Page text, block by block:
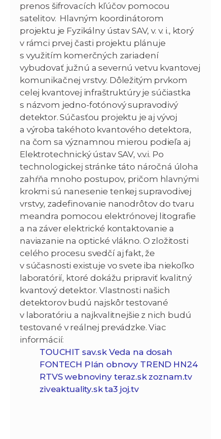
prenos šifrovacích kľúčov pomocou
satelitov. Hlavným koordinátorom
projektu je Fyzikálny ústav SAV, v. v. i., ktorý
v rámci prvej časti projektu plánuje
s využitím komerčných zariadení
vybudovať južnú a severnú vetvu kvantovej
komunikačnej vrstvy. Dôležitým prvkom
celej kvantovej infraštruktúry je súčiastka
s názvom jedno-fotónový supravodivý
detektor. Súčasťou projektu je aj vývoj
a výroba takéhoto kvantového detektora,
na čom sa významnou mierou podieľa aj
Elektrotechnický ústav SAV, v.v.i. Po
technologickej stránke táto náročná úloha
zahŕňa mnoho postupov, pričom hlavnými
krokmi sú nanesenie tenkej supravodivej
vrstvy, zadefinovanie nanodrôtov do tvaru
meandra pomocou elektrónovej litografie
a na záver elektrické kontaktovanie a
naviazanie na optické vlákno. O zložitosti
celého procesu svedčí aj fakt, že
v súčasnosti existuje vo svete iba niekoľko
laboratórií, ktoré dokážu pripraviť kvalitný
kvantový detektor. Vlastnosti našich
detektorov budú najskôr testované
v laboratóriu a najkvalitnejšie z nich budú
testované v reálnej prevádzke. Viac
informácií:
TOUCHIT sav.sk Veda na dosah
FONTECH Plán obnovy TREND HN24
RTVS webnoviny teraz.sk zoznam.tv
ziveaktuality.skta3 joj.tv